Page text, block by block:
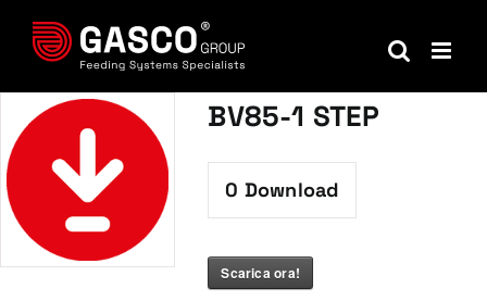
contenuto
BV85-1 STEP
0 Download
Scarica ora!